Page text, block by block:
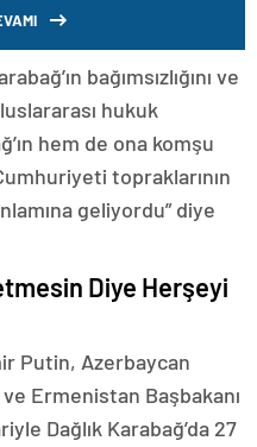
bağımsızlığını ve
hukuk
hem de ona komşu
topraklarının
geliyordu” diye
Diye Herşeyi
Putin, Azerbaycan
Ermenistan Başbakanı
Dağlık Karabağ’da 27